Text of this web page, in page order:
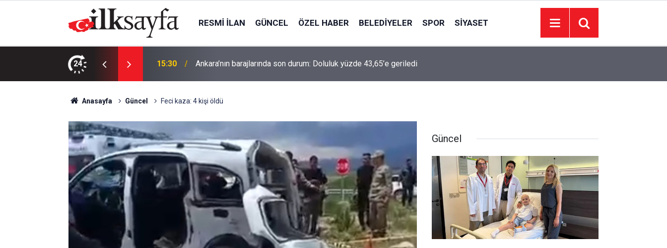
RESMI İLAN GÜNCEL ÖZEL HABER BELEDIYELER SPOR SIYASET
24 15:30 Ankara’nın barajlarında son durum: Doluluk yüzde 43,65’e geriledi
Anasayfa Güncel Feci kaza: 4 kişi öldü
Güncel